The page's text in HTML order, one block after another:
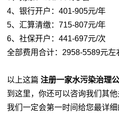
4、银行开户：401-905元/年
5、汇算清缴：715-807元/年
6、社保开户：441-697元/次
全部费用合计：2958-5589元左
以上这篇 注册一家水污染治理
到这里，你还可以咨询我们其他
我们一定会第一时间给您最详细